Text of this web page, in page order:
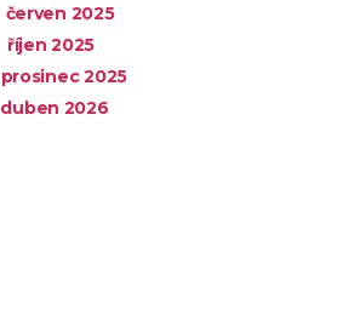
červen 2025
říjen 2025
prosinec 2025
duben 2026